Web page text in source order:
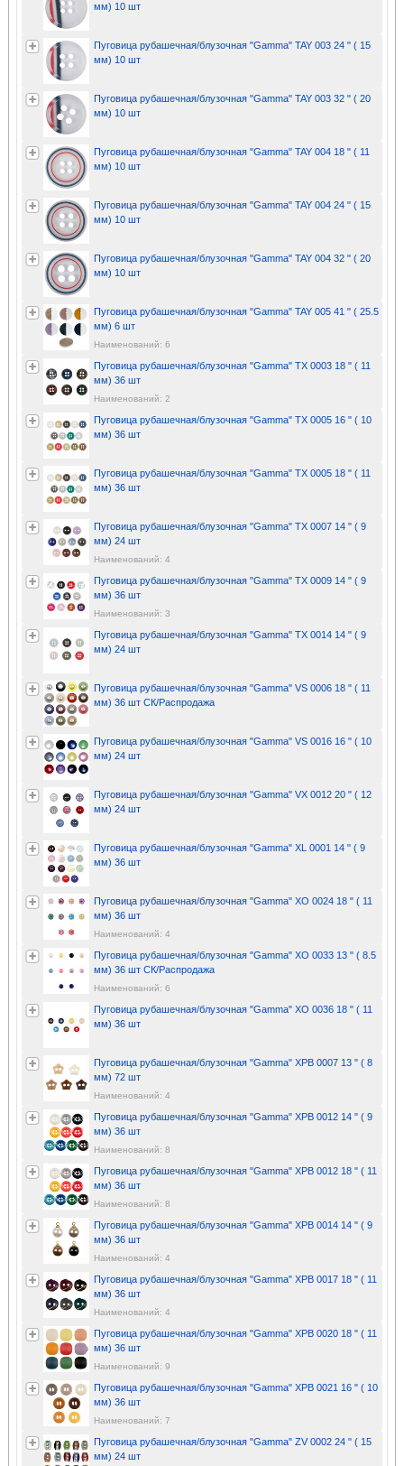
мм) 10 шт
Пуговица рубашечная/блузочная "Gamma" TAY 003 24 " ( 15
мм) 10 шт
Пуговица рубашечная/блузочная "Gamma" TAY 003 32 " ( 20
мм) 10 шт
Пуговица рубашечная/блузочная "Gamma" TAY 004 18 " ( 11
мм) 10 шт
Пуговица рубашечная/блузочная "Gamma" TAY 004 24 " ( 15
мм) 10 шт
Пуговица рубашечная/блузочная "Gamma" TAY 004 32 " ( 20
мм) 10 шт
Пуговица рубашечная/блузочная "Gamma" TAY 005 41 " ( 25.5
мм) 6 шт
Наименований: 6
Пуговица рубашечная/блузочная "Gamma" TX 0003 18 " ( 11
мм) 36 шт
Наименований: 2
Пуговица рубашечная/блузочная "Gamma" TX 0005 16 " ( 10
мм) 36 шт
Пуговица рубашечная/блузочная "Gamma" TX 0005 18 " ( 11
мм) 36 шт
Пуговица рубашечная/блузочная "Gamma" TX 0007 14 " ( 9
мм) 24 шт
Наименований: 4
Пуговица рубашечная/блузочная "Gamma" TX 0009 14 " ( 9
мм) 36 шт
Наименований: 3
Пуговица рубашечная/блузочная "Gamma" TX 0014 14 " ( 9
мм) 24 шт
Пуговица рубашечная/блузочная "Gamma" VS 0006 18 " ( 11
мм) 36 шт СК/Распродажа
Пуговица рубашечная/блузочная "Gamma" VS 0016 16 " ( 10
мм) 24 шт
Пуговица рубашечная/блузочная "Gamma" VX 0012 20 " ( 12
мм) 24 шт
Пуговица рубашечная/блузочная "Gamma" XL 0001 14 " ( 9
мм) 36 шт
Пуговица рубашечная/блузочная "Gamma" XO 0024 18 " ( 11
мм) 36 шт
Наименований: 4
Пуговица рубашечная/блузочная "Gamma" XO 0033 13 " ( 8.5
мм) 36 шт СК/Распродажа
Наименований: 6
Пуговица рубашечная/блузочная "Gamma" XO 0036 18 " ( 11
мм) 36 шт
Пуговица рубашечная/блузочная "Gamma" XPB 0007 13 " ( 8
мм) 72 шт
Наименований: 4
Пуговица рубашечная/блузочная "Gamma" XPB 0012 14 " ( 9
мм) 36 шт
Наименований: 8
Пуговица рубашечная/блузочная "Gamma" XPB 0012 18 " ( 11
мм) 36 шт
Наименований: 8
Пуговица рубашечная/блузочная "Gamma" XPB 0014 14 " ( 9
мм) 36 шт
Наименований: 4
Пуговица рубашечная/блузочная "Gamma" XPB 0017 18 " ( 11
мм) 36 шт
Наименований: 4
Пуговица рубашечная/блузочная "Gamma" XPB 0020 18 " ( 11
мм) 36 шт
Наименований: 9
Пуговица рубашечная/блузочная "Gamma" XPB 0021 16 " ( 10
мм) 36 шт
Наименований: 7
Пуговица рубашечная/блузочная "Gamma" ZV 0002 24 " ( 15
мм) 24 шт